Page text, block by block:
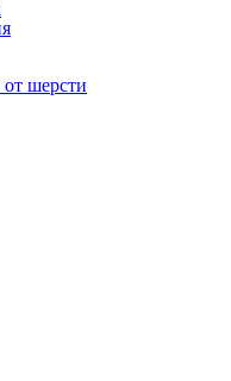
шерсти